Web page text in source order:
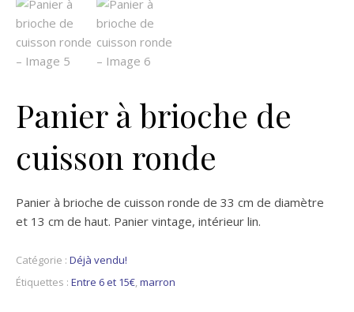
Panier à brioche de
cuisson ronde
Panier à brioche de cuisson ronde de 33 cm de diamètre
et 13 cm de haut. Panier vintage, intérieur lin.
Catégorie : Déjà vendu!
Étiquettes : Entre 6 et 15€,marron